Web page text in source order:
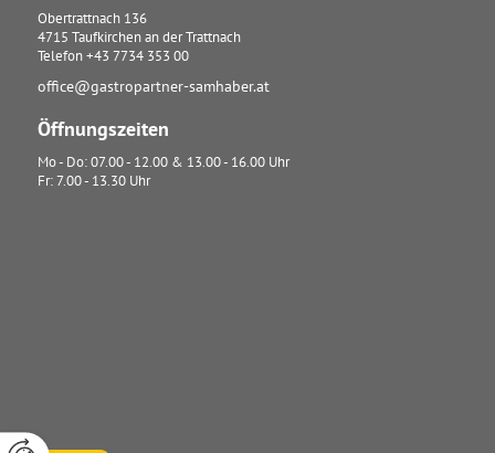
Obertrattnach 136
4715 Taufkirchen an der Trattnach
Telefon +43 7734 353 00
office@gastropartner-samhaber.at
Öffnungszeiten
Mo - Do: 07.00 - 12.00 & 13.00 - 16.00 Uhr
Fr: 7.00 - 13.30 Uhr